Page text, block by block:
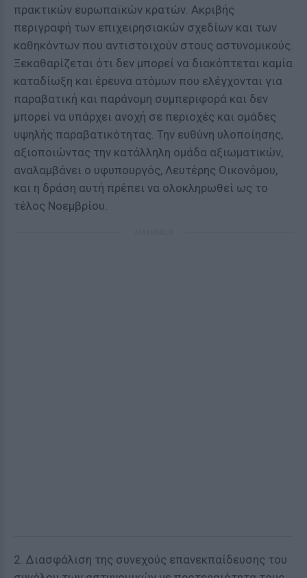
πρακτικών ευρωπαϊκών κρατών. Ακριβής
περιγραφή των επιχειρησιακών σχεδίων και των
καθηκόντων που αντιστοιχούν στους αστυνομικούς.
Ξεκαθαρίζεται ότι δεν μπορεί να διακόπτεται καμία
καταδίωξη και έρευνα ατόμων που ελέγχονται για
παραβατική και παράνομη συμπεριφορά και δεν
μπορεί να υπάρχει ανοχή σε περιοχές και ομάδες
υψηλής παραβατικότητας. Την ευθύνη υλοποίησης,
αξιοποιώντας την κατάλληλη ομάδα αξιωματικών,
αναλαμβάνει ο υφυπουργός, Λευτέρης Οικονόμου,
και η δράση αυτή πρέπει να ολοκληρωθεί ως το
τέλος Νοεμβρίου.
2. Διασφάλιση της συνεχούς επανεκπαίδευσης του